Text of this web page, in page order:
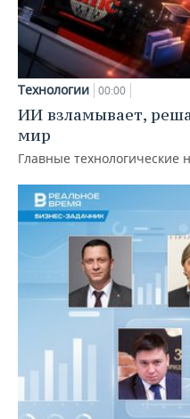
Технологии 00:00
ИИ взламывает,
мир
Главные